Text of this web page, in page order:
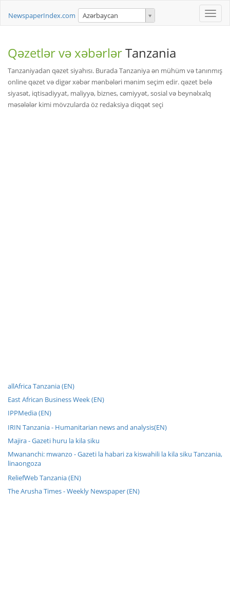
Toggle
NewspaperIndex.com Azərbaycan
Qəzetlər və xəbərlərTanzania
Tanzaniyadan qəzet siyahısı. Burada Tanzaniya ən mühüm və tanınmış
online qəzet və digər xəbər mənbələri mənim seçim edir. qəzet belə
siyasət, iqtisadiyyat, maliyyə, biznes, cəmiyyət, sosial və beynəlxalq
məsələlər kimi mövzularda öz redaksiya diqqət seçi
allAfrica Tanzania (EN)
East African Business Week (EN)
IPPMedia (EN)
IRIN Tanzania - Humanitarian news and analysis(EN)
Majira - Gazeti huru la kila siku
Mwananchi: mwanzo - Gazeti la habari za kiswahili la kila siku Tanzania,
linaongoza
ReliefWeb Tanzania (EN)
The Arusha Times - Weekly Newspaper (EN)